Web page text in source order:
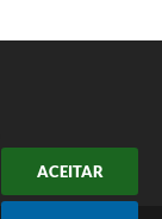
ACEITAR